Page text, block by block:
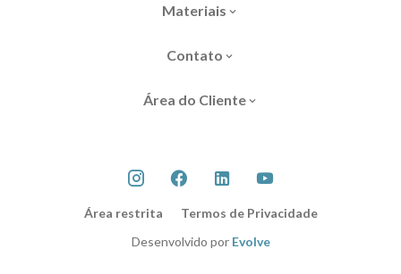
Materiais
Contato
Área do Cliente
Área restrita
Termos de Privacidade
Desenvolvido por Evolve